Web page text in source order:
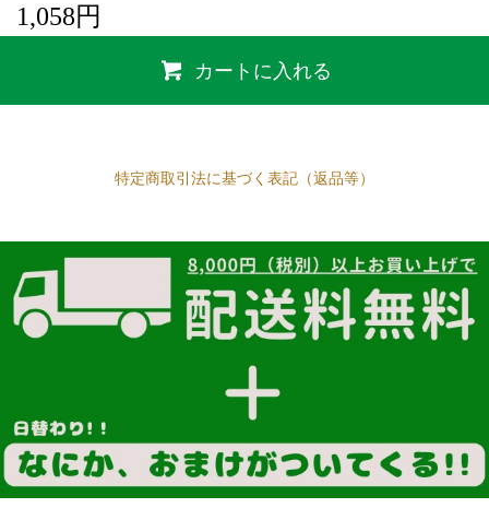
1,058円
カートに入れる
特定商取引法に基づく表記（返品等）